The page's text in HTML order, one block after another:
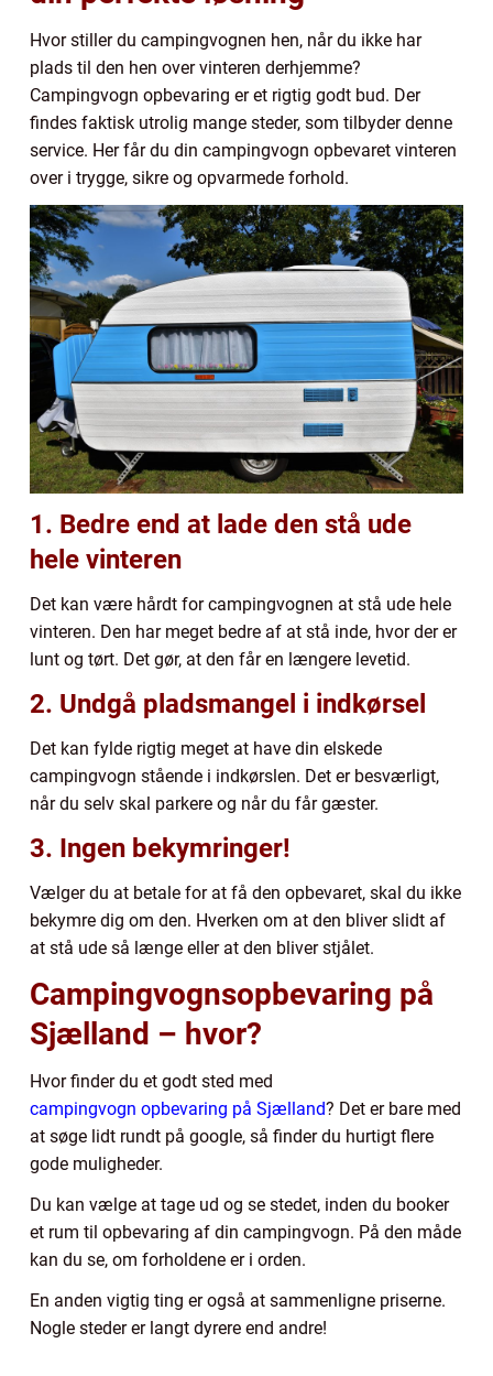
Hvor stiller du campingvognen hen, når du ikke har
plads til den hen over vinteren derhjemme?
Campingvogn opbevaring er et rigtig godt bud. Der
findes faktisk utrolig mange steder, som tilbyder denne
service. Her får du din campingvogn opbevaret vinteren
over i trygge, sikre og opvarmede forhold.
1. Bedre end at lade den stå ude
hele vinteren
Det kan være hårdt for campingvognen at stå ude hele
vinteren. Den har meget bedre af at stå inde, hvor der er
lunt og tørt. Det gør, at den får en længere levetid.
2. Undgå pladsmangel i indkørsel
Det kan fylde rigtig meget at have din elskede
campingvogn stående i indkørslen. Det er besværligt,
når du selv skal parkere og når du får gæster.
3. Ingen bekymringer!
Vælger du at betale for at få den opbevaret, skal du ikke
bekymre dig om den. Hverken om at den bliver slidt af
at stå ude så længe eller at den bliver stjålet.
Campingvognsopbevaring på
Sjælland – hvor?
Hvor finder du et godt sted med
campingvogn opbevaring på Sjælland? Det er bare med
at søge lidt rundt på google, så finder du hurtigt flere
gode muligheder.
Du kan vælge at tage ud og se stedet, inden du booker
et rum til opbevaring af din campingvogn. På den måde
kan du se, om forholdene er i orden.
En anden vigtig ting er også at sammenligne priserne.
Nogle steder er langt dyrere end andre!